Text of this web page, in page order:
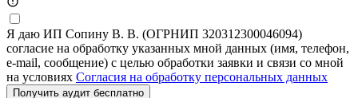
Я даю ИП Сопину В. В. (ОГРНИП 320312300046094)
согласие на обработку указанных мной данных (имя, телефон,
e-mail, сообщение) с целью обработки заявки и связи со мной
на условиях Согласия на обработку персональных данных
Получить аудит бесплатно